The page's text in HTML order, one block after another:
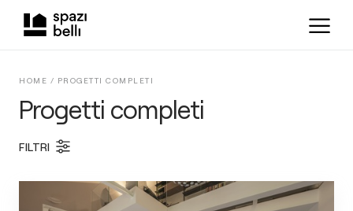
Progetti completi
HOME / PROGETTI COMPLETI
FILTRI